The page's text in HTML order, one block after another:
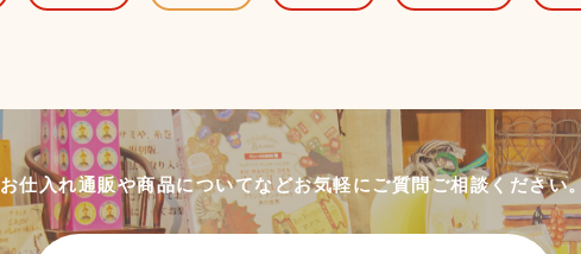
お仕入れ通販や商品についてなどお気軽にご質問ご相談ください